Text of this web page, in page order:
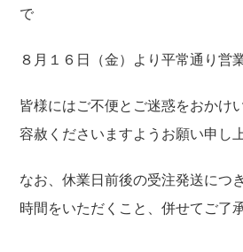
で
８月１６日（金）より平常通り営
皆様にはご不便とご迷惑をおかけ
容赦くださいますようお願い申し
なお、休業日前後の受注発送につ
時間をいただくこと、併せてご了